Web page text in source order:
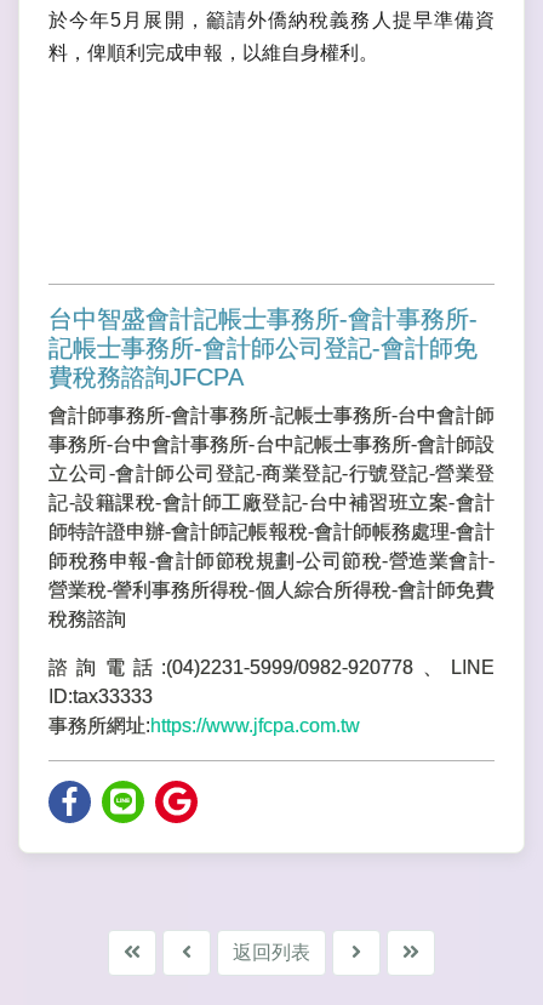
於今年5月展開，籲請外僑納稅義務人提早準備資
料，俾順利完成申報，以維自身權利。
台中智盛會計記帳士事務所-會計事務所-
記帳士事務所-會計師公司登記-會計師免
費稅務諮詢JFCPA
會計師事務所-會計事務所-記帳士事務所-台中會計師
事務所-台中會計事務所-台中記帳士事務所-會計師設
立公司-會計師公司登記-商業登記-行號登記-營業登
記-設籍課稅-會計師工廠登記-台中補習班立案-會計
師特許證申辦-會計師記帳報稅-會計師帳務處理-會計
師稅務申報-會計師節稅規劃-公司節稅-營造業會計-
營業稅-謍利事務所得稅-個人綜合所得稅-會計師免費
稅務諮詢
諮詢電話:(04)2231-5999/0982-920778、LINE
ID:tax33333
事務所網址:https://www.jfcpa.com.tw
返回列表